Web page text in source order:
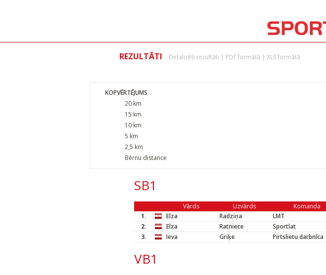
REZULTĀTI Detalizēti rezultāti | PDF formātā | XLS formātā
KOPVĒRTĒJUMS
20 km
15 km
10 km
5 km
2,5 km
Bērnu distance
SB1
Vārds Uzvārds Komanda
1.
Elza Radziņa LMT
2.
Elza Ratniece Sportlat
3.
Ieva Griķe Pirtslietu darbnīca
VB1